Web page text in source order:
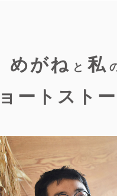
めがね と 私
ートスト